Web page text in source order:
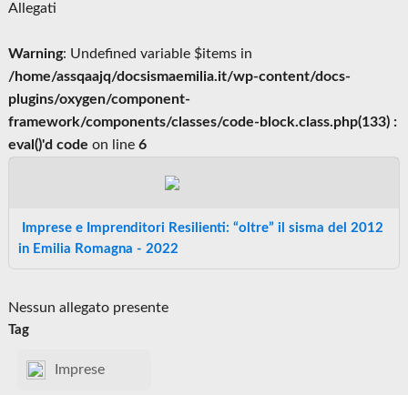
Allegati
Warning: Undefined variable $items in
/home/assqaajq/docsismaemilia.it/wp-content/docs-
plugins/oxygen/component-
framework/components/classes/code-block.class.php(133) :
eval()'d code on line6
Imprese e Imprenditori Resilienti: “oltre” il sisma del 2012
in Emilia Romagna - 2022
Nessun allegato presente
Tag
Imprese